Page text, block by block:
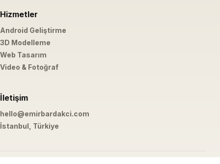
Hizmetler
Android Geliştirme
3D Modelleme
Web Tasarım
Video & Fotoğraf
İletişim
hello@emirbardakci.com
İstanbul, Türkiye